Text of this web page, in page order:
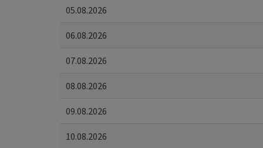
05.08.2026
06.08.2026
07.08.2026
08.08.2026
09.08.2026
10.08.2026